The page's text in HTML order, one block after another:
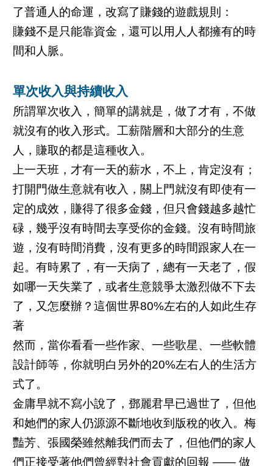
了普通人的命運，改寫了賺錢的遊戲規則：
賺錢不是只能靠資金，還可以用人人都擁有的時
間和人脈。
單次收入與持續收入
所謂單次收入，簡單的講就是，做了才有，不做
就沒有的收入形式。工薪階層和大部分的生意
人，賺取的都是這種收入。
上一天班，才有一天的薪水，不上，肯定沒有；
打開門做生意就有收入，關上門就沒有即使有一
定的成效，賺得了很多金錢，但只會錢越多越忙
碌，幾乎沒有時間去享受你的金錢。沒有時間旅
遊，沒有時間消費，沒有更多的時間跟家人在一
起。有時累了，有一天病了，總有一天老了，假
如哪一天失業了，或者生意競爭太激烈做不下去
了，又怎麼辦？這個世界80%左右的人如此生存
著
然而，當你看看一些作家、一些歌星、一些軟體
設計師等，你就明白另外的20%左右人的生活方
式了。
金庸早就不寫小說了，鄧麗君早已過世了，但他
和她們的家人仍源源不斷地收到版稅的收入。梅
豔芳、張國榮雖然離我們而去了，但他們的家人
們正接受著他們曾經對社會貢獻的回報 —— 做